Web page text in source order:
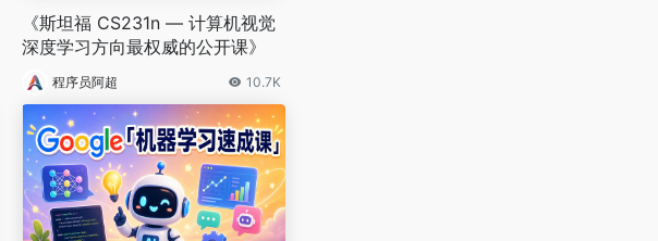
《斯坦福 CS231n — 计算机视觉
深度学习方向最权威的公开课》
程序员阿超 10.7K